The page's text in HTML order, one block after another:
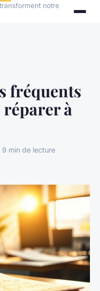
notre
fréquents
à
min de lecture